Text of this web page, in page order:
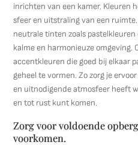
inrichten van een kamer. Kleuren
sfeer en uitstraling van een
neutrale tinten zoals
kalme en harmonieuze omgeving.
accentkleuren die goed bij elkaar
geheel te vormen. Zo zorg je
en uitnodigende atmosfeer heeft
en tot rust kunt komen.
Zorg voor voldoende
voorkomen.